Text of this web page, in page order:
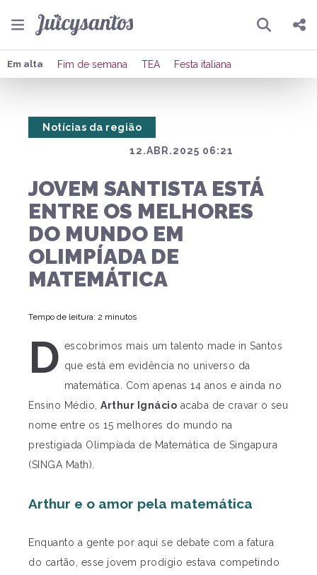
Pesquisar
Compartilhar
Publicar no X
Em alta Fim de semana TEA Festa italiana
12.ABR.2025 06:21
Notícias da região
JOVEM SANTISTA ESTÁ
ENTRE OS MELHORES
DO MUNDO EM
OLIMPÍADA DE
MATEMÁTICA
Tempo de leitura: 2 minutos
D escobrimos mais um talento made in Santos
que está em evidência no universo da
matemática. Com apenas 14 anos e ainda no
Ensino Médio, Arthur Ignácio acaba de cravar o seu
nome entre os 15 melhores do mundo na
prestigiada Olimpíada de Matemática de Singapura
(SINGA Math).
Arthur e o amor pela matemática
Enquanto a gente por aqui se debate com a fatura
do cartão, esse jovem prodígio estava competindo